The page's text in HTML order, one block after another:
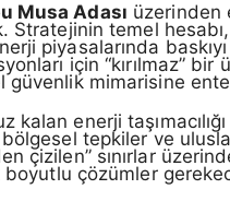
Musa Adası üzerinden
temel
piyasalarında
için “kırılmaz”
mimarisine
kalan enerji
tepkiler ve
çizilen” sınırlar
çözümler